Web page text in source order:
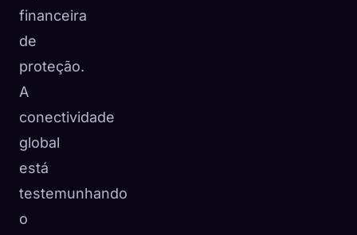
financeira
de
proteção.
A
conectividade
global
está
testemunhando
o